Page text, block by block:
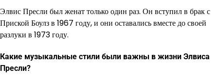
Элвис Пресли был женат только один раз. Он вступил в брак с
Приской Боулз в 1967 году, и они оставались вместе до своей
разлуки в 1973 году.
Какие музыкальные стили были важны в жизни Элвиса
Пресли?